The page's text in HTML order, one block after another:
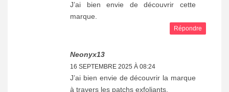
J’ai bien envie de découvrir cette
marque.
Répondre
Neonyx13
16 SEPTEMBRE 2025 À 08:24
J’ai bien envie de découvrir la marque
à travers les patchs exfoliants.